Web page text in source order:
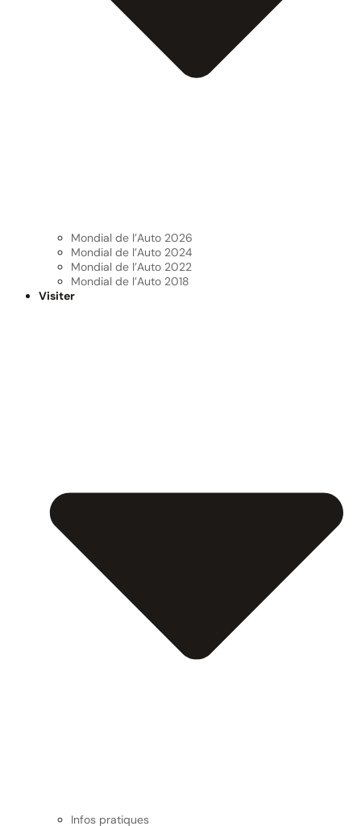
Mondial de l’Auto 2026
Mondial de l’Auto 2024
Mondial de l’Auto 2022
Mondial de l’Auto 2018
Visiter
Infos pratiques